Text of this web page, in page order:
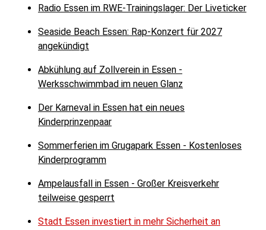
Radio Essen im RWE-Trainingslager: Der Liveticker
Seaside Beach Essen: Rap-Konzert für 2027
angekündigt
Abkühlung auf Zollverein in Essen -
Werksschwimmbad im neuen Glanz
Der Karneval in Essen hat ein neues
Kinderprinzenpaar
Sommerferien im Grugapark Essen - Kostenloses
Kinderprogramm
Ampelausfall in Essen - Großer Kreisverkehr
teilweise gesperrt
Stadt Essen investiert in mehr Sicherheit an